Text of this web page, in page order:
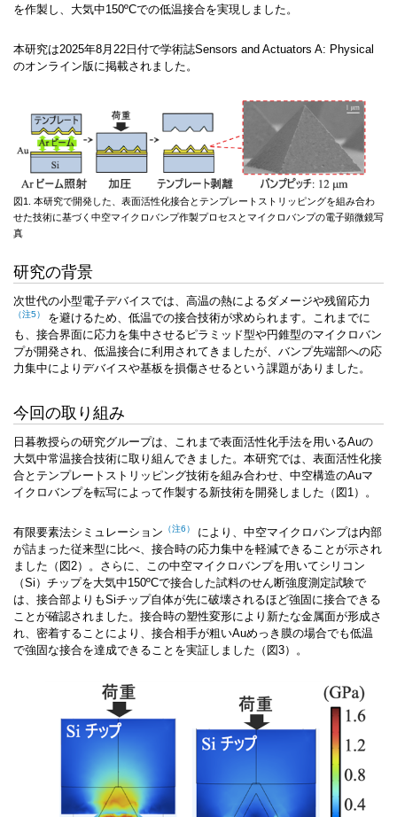
を作製し、大気中150ºCでの低温接合を実現しました。
本研究は2025年8月22日付で学術誌Sensors and Actuators A: Physical
のオンライン版に掲載されました。
図1. 本研究で開発した、表面活性化接合とテンプレートストリッピングを組み合わ
せた技術に基づく中空マイクロバンプ作製プロセスとマイクロバンプの電子顕微鏡写
真
研究の背景
次世代の小型電子デバイスでは、高温の熱によるダメージや残留応力
（注5）
を避けるため、低温での接合技術が求められます。これまでに
も、接合界面に応力を集中させるピラミッド型や円錐型のマイクロバン
プが開発され、低温接合に利用されてきましたが、バンプ先端部への応
力集中によりデバイスや基板を損傷させるという課題がありました。
今回の取り組み
日暮教授らの研究グループは、これまで表面活性化手法を用いるAuの
大気中常温接合技術に取り組んできました。本研究では、表面活性化接
合とテンプレートストリッピング技術を組み合わせ、中空構造のAuマ
イクロバンプを転写によって作製する新技術を開発しました（図1）。
有限要素法シミュレーション （注6）
により、中空マイクロバンプは内部
が詰まった従来型に比べ、接合時の応力集中を軽減できることが示され
ました（図2）。さらに、この中空マイクロバンプを用いてシリコン
（Si）チップを大気中150ºCで接合した試料のせん断強度測定試験で
は、接合部よりもSiチップ自体が先に破壊されるほど強固に接合できる
ことが確認されました。接合時の塑性変形により新たな金属面が形成さ
れ、密着することにより、接合相手が粗いAuめっき膜の場合でも低温
で強固な接合を達成できることを実証しました（図3）。